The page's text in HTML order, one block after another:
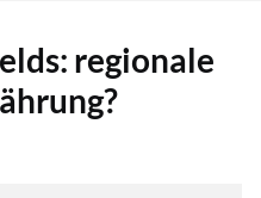
regionale